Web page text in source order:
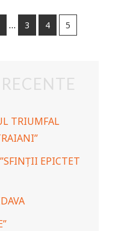
… 3 4 5
TRIUMFAL
EPICTET